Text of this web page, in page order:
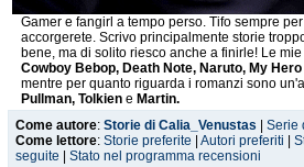
Gamer e fangirl a tempo perso. Tifo sempre
accorgerete. Scrivo principalmente storie
bene, ma di solito riesco anche a finirle! Le
Cowboy Bebop, Death Note, Naruto, My
mentre per quanto riguarda i romanzi sono
Pullman, Tolkien e Martin.
La mia ossessione corrente:in fissa ormai
Hearts X [Chi] / Union Cross / Back Cover.
Come autore: Storie di Calia_Venustas
Serie
Come lettore: Storie preferite Autori preferiti
seguite
Stato nel programma recensioni